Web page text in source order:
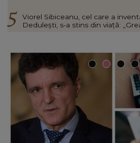
Viorel Sibiceanu, cel care a
Dedulești, s-a stins din viață: